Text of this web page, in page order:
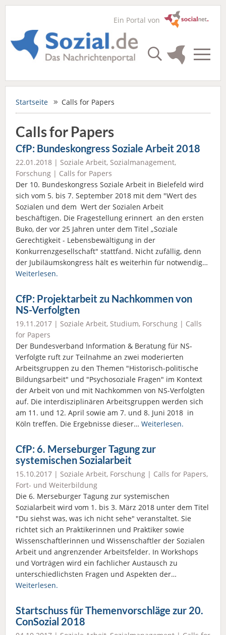
Ein Portal von
Startseite Calls for Papers
Calls for Papers
CfP: Bundeskongress Soziale Arbeit 2018
22.01.2018 | Soziale Arbeit, Sozialmanagement,
Forschung | Calls for Papers
Der 10. Bundeskongress Soziale Arbeit in Bielefeld wird
sich vom 5. bis 7. September 2018 mit dem "Wert des
Sozialen und dem Wert der Sozialen Arbeit
beschäftigen. Die Fragestellung erinnert an den ersten
Buko, der vor 25 Jahren unter dem Titel „Soziale
Gerechtigkeit - Lebensbewältigung in der
Konkurrenzgesellschaft" stattfand. Nicht zufällig, denn
der Jubiläumskongress hält es weiterhin für notwendig…
Weiterlesen.
CfP: Projektarbeit zu Nachkommen von
NS-Verfolgten
19.11.2017 | Soziale Arbeit, Studium, Forschung | Calls
for Papers
Der Bundesverband Information & Beratung für NS-
Verfolgte ruft zur Teilnahme an zwei moderierten
Arbeitsgruppen zu den Themen "Historisch-politische
Bildungsarbeit" und "Psychosoziale Fragen" im Kontext
der Arbeit von und mit Nachkommen von NS-Verfolgten
auf. Die interdisziplinären Arbeitsgruppen werden sich
am 11. und 12. April sowie am 7. und 8. Juni 2018 in
Köln treffen. Die Ergebnisse dieser… Weiterlesen.
CfP: 6. Merseburger Tagung zur
systemischen Sozialarbeit
15.10.2017 | Soziale Arbeit, Forschung | Calls for Papers,
Fort- und Weiterbildung
Die 6. Merseburger Tagung zur systemischen
Sozialarbeit wird vom 1. bis 3. März 2018 unter dem Titel
"Du siehst was, was ich nicht sehe" veranstaltet. Sie
richtet sich an Praktikerinnen und Praktiker sowie
Wissenschaftlerinnen und Wissenschaftler der Sozialen
Arbeit und angrenzender Arbeitsfelder. In Workshops
und Vorträgen wird ein fachlicher Austausch zu
unterschiedlichsten Fragen und Aspekten der…
Weiterlesen.
Startschuss für Themenvorschläge zur 20.
ConSozial 2018